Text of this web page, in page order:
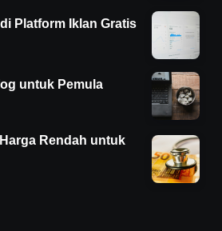
Platform Iklan Gratis
untuk Pemula
Rendah untuk